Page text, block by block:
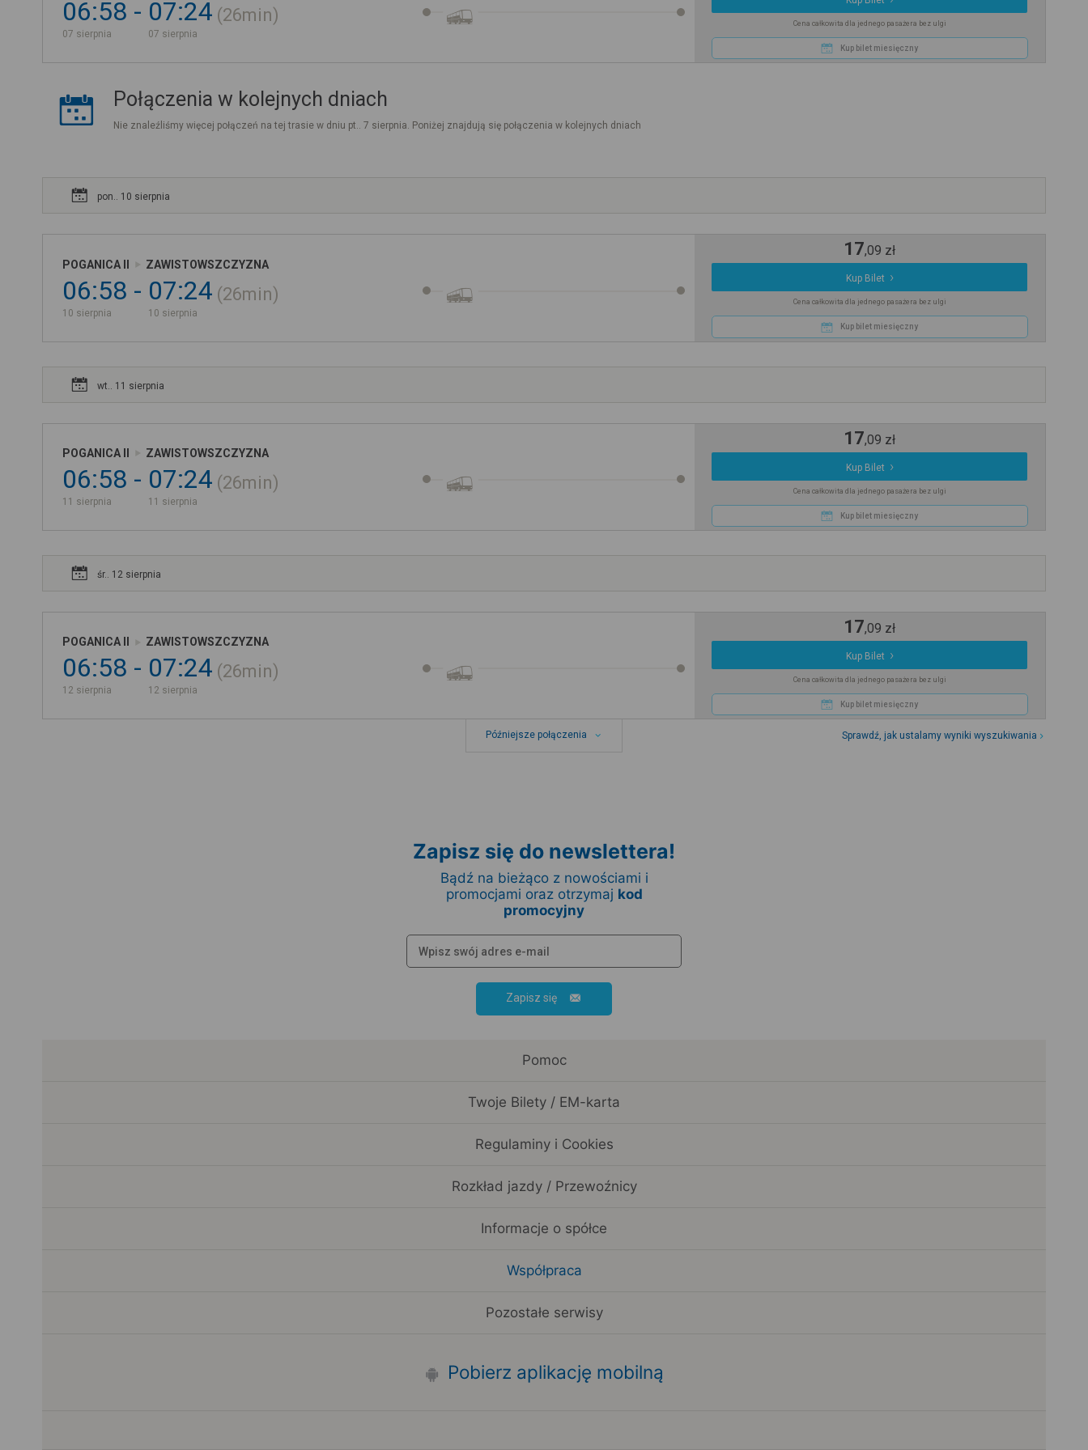
06:58
07 sierpnia
07:24
07 sierpnia
26min Cena całkowita dla jednego pasażera bez ulgi
Kup bilet miesięczny
Połączenia w kolejnych dniach
Nie znaleźliśmy więcej połączeń na tej trasie w dniu pt.. 7 sierpnia. Poniżej znajdują się połączenia w kolejnych dniach
pon.. 10 sierpnia
POGANICA II ZAWISTOWSZCZYZNA
06:58
10 sierpnia
07:24
10 sierpnia
26min
17,09 zł
Kup Bilet
Cena całkowita dla jednego pasażera bez ulgi
Kup bilet miesięczny
wt.. 11 sierpnia
POGANICA II ZAWISTOWSZCZYZNA
06:58
11 sierpnia
07:24
11 sierpnia
26min
17,09 zł
Kup Bilet
Cena całkowita dla jednego pasażera bez ulgi
Kup bilet miesięczny
śr.. 12 sierpnia
POGANICA II ZAWISTOWSZCZYZNA
06:58
12 sierpnia
07:24
12 sierpnia
26min
17,09 zł
Kup Bilet
Cena całkowita dla jednego pasażera bez ulgi
Kup bilet miesięczny
Późniejsze połączenia Sprawdź, jak ustalamy wyniki wyszukiwania
Zapisz się do newslettera!
Bądź na bieżąco z nowościami i
promocjami oraz otrzymaj kod
promocyjny
Zapisz się
Pomoc
Twoje Bilety / EM-karta
Regulaminy i Cookies
Rozkład jazdy / Przewoźnicy
Informacje o spółce
Współpraca
Pozostałe serwisy
Pobierz aplikację mobilną